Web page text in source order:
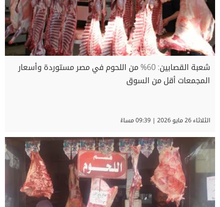
شعبة القصابين: 60% من اللحوم في مصر مستوردة وأسعار
المجمعات أقل من السوق
الثلاثاء 26 مايو 2026 | 09:39 مساءً